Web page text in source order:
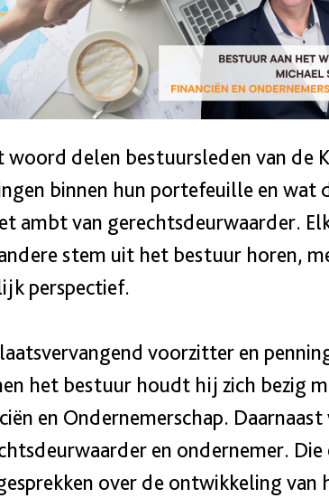
woord delen bestuursleden van de
binnen hun portefeuille en wat
ambt van gerechtsdeurwaarder.
stem uit het bestuur horen,
perspectief.
voorzitter en
het bestuur houdt hij zich bezig
en Ondernemerschap.
en ondernemer. Die
over de ontwikkeling van